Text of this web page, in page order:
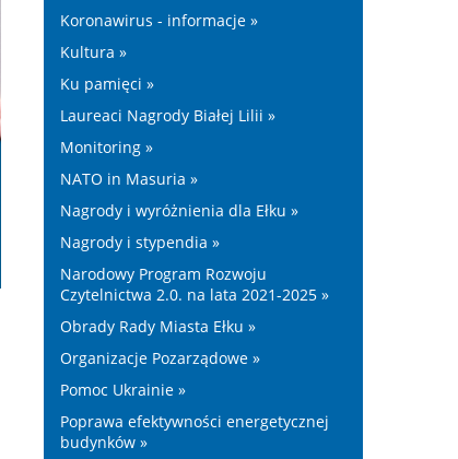
Koronawirus - informacje »
Kultura »
Ku pamięci »
Laureaci Nagrody Białej Lilii »
Monitoring »
NATO in Masuria »
Nagrody i wyróżnienia dla Ełku »
Nagrody i stypendia »
Narodowy Program Rozwoju
Czytelnictwa 2.0. na lata 2021-2025 »
Obrady Rady Miasta Ełku »
Organizacje Pozarządowe »
Pomoc Ukrainie »
Poprawa efektywności energetycznej
budynków »